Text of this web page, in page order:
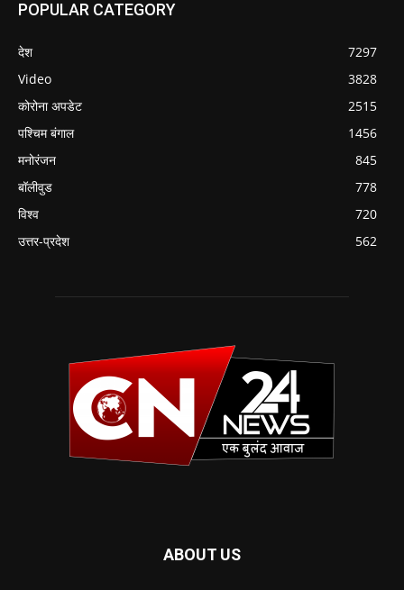
POPULAR CATEGORY
देश
7297
Video
3828
कोरोना अपडेट
2515
पश्चिम बंगाल
1456
मनोरंजन
845
बॉलीवुड
778
विश्व
720
उत्तर-प्रदेश
562
ABOUT US